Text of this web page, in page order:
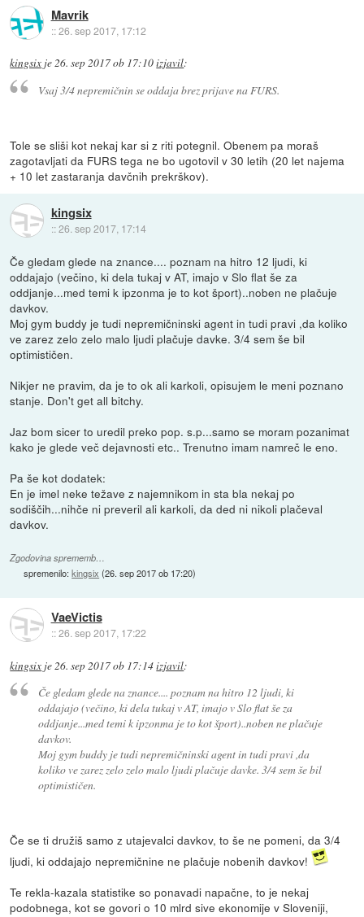
Mavrik
::26. sep 2017, 17:12
kingsix je26. sep 2017 ob 17:10izjavil:
Vsaj 3/4 nepremičnin se oddaja brez prijave na FURS.
Tole se sliši kot nekaj kar si z riti potegnil. Obenem pa moraš
zagotavljati da FURS tega ne bo ugotovil v 30 letih (20 let najema
+ 10 let zastaranja davčnih prekrškov).
kingsix
::26. sep 2017, 17:14
Če gledam glede na znance.... poznam na hitro 12 ljudi, ki
oddajajo (večino, ki dela tukaj v AT, imajo v Slo flat še za
oddjanje...med temi k ipzonma je to kot šport)..noben ne plačuje
davkov.
Moj gym buddy je tudi nepremičninski agent in tudi pravi ,da koliko
ve zarez zelo zelo malo ljudi plačuje davke. 3/4 sem še bil
optimističen.
Nikjer ne pravim, da je to ok ali karkoli, opisujem le meni poznano
stanje. Don't get all bitchy.
Jaz bom sicer to uredil preko pop. s.p...samo se moram pozanimat
kako je glede več dejavnosti etc.. Trenutno imam namreč le eno.
Pa še kot dodatek:
En je imel neke težave z najemnikom in sta bla nekaj po
sodiščih...nihče ni preveril ali karkoli, da ded ni nikoli plačeval
davkov.
Zgodovina sprememb…
spremenilo:kingsix (26. sep 2017 ob 17:20)
VaeVictis
::26. sep 2017, 17:22
kingsix je26. sep 2017 ob 17:14izjavil:
Če gledam glede na znance.... poznam na hitro 12 ljudi, ki
oddajajo (večino, ki dela tukaj v AT, imajo v Slo flat še za
oddjanje...med temi k ipzonma je to kot šport)..noben ne plačuje
davkov.
Moj gym buddy je tudi nepremičninski agent in tudi pravi ,da
koliko ve zarez zelo zelo malo ljudi plačuje davke. 3/4 sem še bil
optimističen.
Če se ti družiš samo z utajevalci davkov, to še ne pomeni, da 3/4
ljudi, ki oddajajo nepremičnine ne plačuje nobenih davkov!
Te rekla-kazala statistike so ponavadi napačne, to je nekaj
podobnega, kot se govori o 10 mlrd sive ekonomije v Sloveniji,